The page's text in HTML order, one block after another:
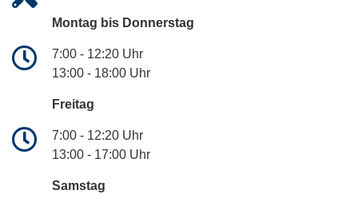
Montag bis Donnerstag
7:00 - 12:20 Uhr
13:00 - 18:00 Uhr
Freitag
7:00 - 12:20 Uhr
13:00 - 17:00 Uhr
Samstag